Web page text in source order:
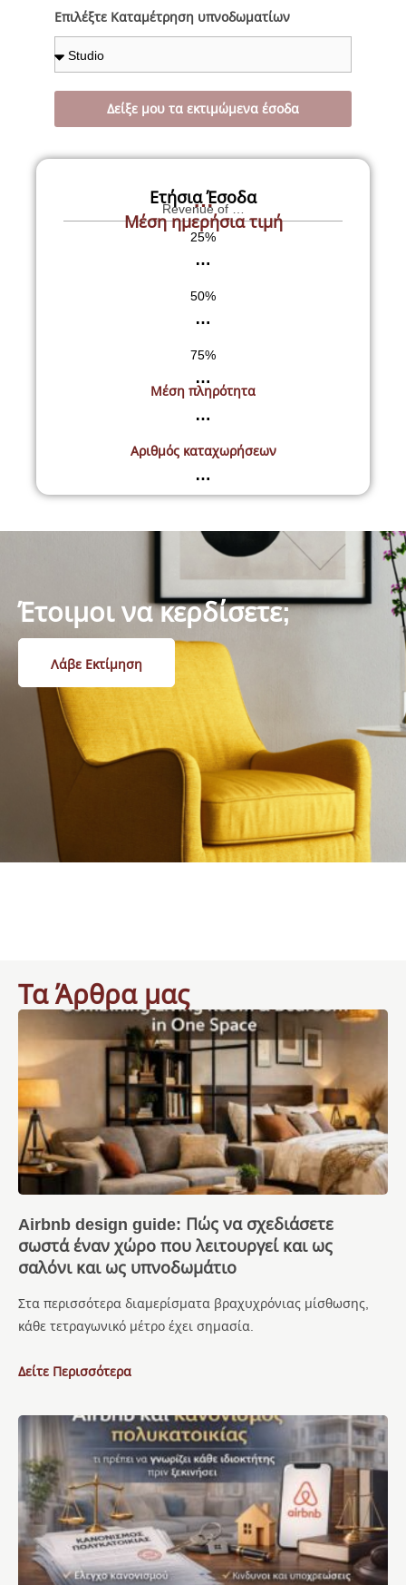
Επιλέξτε Καταμέτρηση υπνοδωματίων
Δείξε μου τα εκτιμώμενα έσοδα
Ετήσια Έσοδα
…
Revenue of …
Μέση ημερήσια τιμή
25%
…
50%
…
75%
…
Μέση πληρότητα
…
Αριθμός καταχωρήσεων
…
Έτοιμοι να κερδίσετε;
Λάβε Εκτίμηση
Τα Άρθρα μας
Airbnb design guide: Πώς να σχεδιάσετε
σωστά έναν χώρο που λειτουργεί και ως
σαλόνι και ως υπνοδωμάτιο
Στα περισσότερα διαμερίσματα βραχυχρόνιας μίσθωσης,
κάθε τετραγωνικό μέτρο έχει σημασία.
Δείτε Περισσότερα